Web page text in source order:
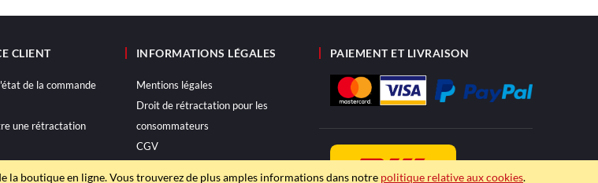
boutique en ligne. Vous trouverez de plus amples informations dans notre politique relative aux cookies.
CLIENT
de la commande
une rétractation
INFORMATIONS LÉGALES
Mentions légales
Droit de rétractation pour les
consommateurs
CGV
PAIEMENT ET LIVRAISON